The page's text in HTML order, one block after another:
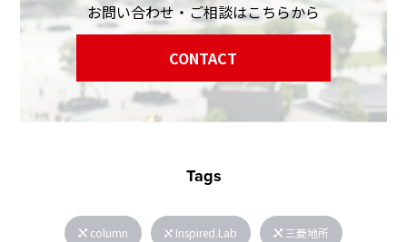
お問い合わせ・ご相談はこちらから
CONTACT
Tags
column Inspired.Lab 三菱地所